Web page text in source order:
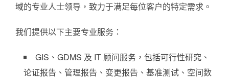
域的专业人士领导，致力于满足每位客户的特定需求。
我们提供以下主要专业服务：
GIS、GDMS 及 IT 顾问服务，包括可行性研究、
论证报告、管理报告、变更报告、基准测试、空间数